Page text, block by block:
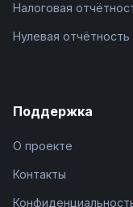
Налоговая
Нулевая отчётность
Поддержка
О проекте
Контакты